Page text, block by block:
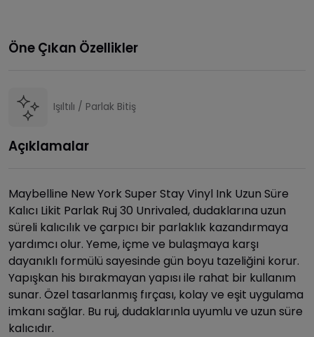
Öne Çıkan Özellikler
Işıltılı / Parlak Bitiş
Açıklamalar
Maybelline New York Super Stay Vinyl Ink Uzun Süre
Kalıcı Likit Parlak Ruj 30 Unrivaled, dudaklarına uzun
süreli kalıcılık ve çarpıcı bir parlaklık kazandırmaya
yardımcı olur. Yeme, içme ve bulaşmaya karşı
dayanıklı formülü sayesinde gün boyu tazeliğini korur.
Yapışkan his bırakmayan yapısı ile rahat bir kullanım
sunar. Özel tasarlanmış fırçası, kolay ve eşit uygulama
imkanı sağlar. Bu ruj, dudaklarınla uyumlu ve uzun süre
kalıcıdır.